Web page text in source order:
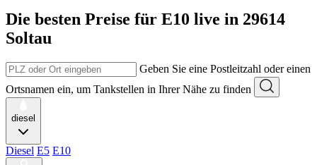
Die besten Preise für E10 live in 29614
Soltau
Geben Sie eine Postleitzahl oder einen
Ortsnamen ein, um Tankstellen in Ihrer Nähe zu finden
diesel
Diesel E5 E10